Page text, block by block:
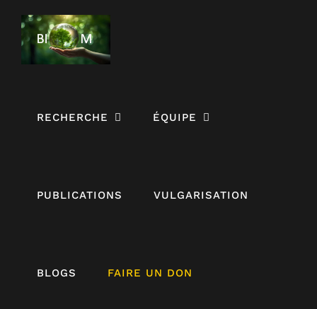
contenu
RECHERCHE ÉQUIPE
PUBLICATIONS VULGARISATION
BLOGS FAIRE UN DON